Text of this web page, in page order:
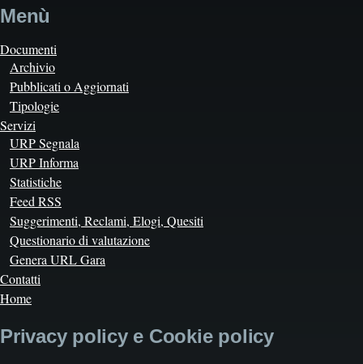
Menù
Documenti
Archivio
Pubblicati o Aggiornati
Tipologie
Servizi
URP Segnala
URP Informa
Statistiche
Feed RSS
Suggerimenti, Reclami, Elogi, Quesiti
Questionario di valutazione
Genera URL Gara
Contatti
Home
Privacy policy e Cookie policy